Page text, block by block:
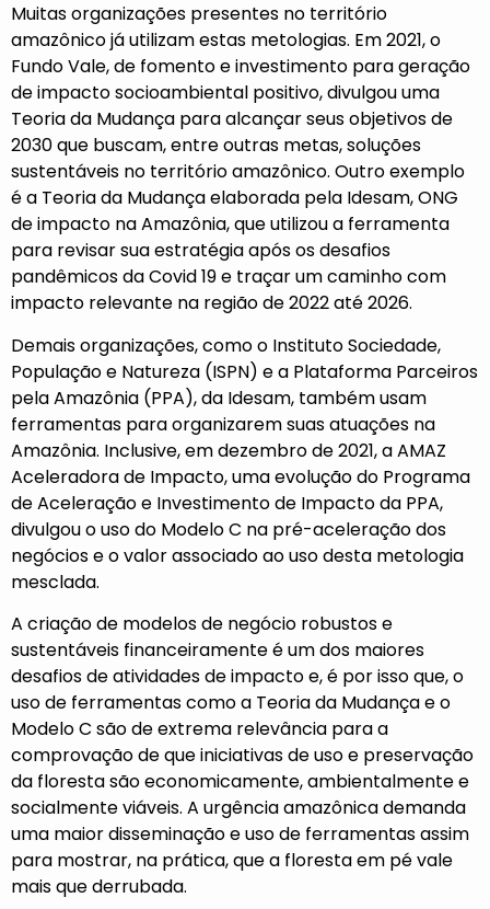
Muitas organizações presentes no território
amazônico já utilizam estas metologias. Em 2021, o
Fundo Vale, de fomento e investimento para geração
de impacto socioambiental positivo, divulgou uma
Teoria da Mudança para alcançar seus objetivos de
2030 que buscam, entre outras metas, soluções
sustentáveis no território amazônico. Outro exemplo
é a Teoria da Mudança elaborada pela Idesam, ONG
de impacto na Amazônia, que utilizou a ferramenta
para revisar sua estratégia após os desafios
pandêmicos da Covid 19 e traçar um caminho com
impacto relevante na região de 2022 até 2026.
Demais organizações, como o Instituto Sociedade,
População e Natureza (ISPN) e a Plataforma Parceiros
pela Amazônia (PPA), da Idesam, também usam
ferramentas para organizarem suas atuações na
Amazônia. Inclusive, em dezembro de 2021, a AMAZ
Aceleradora de Impacto, uma evolução do Programa
de Aceleração e Investimento de Impacto da PPA,
divulgou o uso do Modelo C na pré-aceleração dos
negócios e o valor associado ao uso desta metologia
mesclada.
A criação de modelos de negócio robustos e
sustentáveis financeiramente é um dos maiores
desafios de atividades de impacto e, é por isso que, o
uso de ferramentas como a Teoria da Mudança e o
Modelo C são de extrema relevância para a
comprovação de que iniciativas de uso e preservação
da floresta são economicamente, ambientalmente e
socialmente viáveis. A urgência amazônica demanda
uma maior disseminação e uso de ferramentas assim
para mostrar, na prática, que a floresta em pé vale
mais que derrubada.